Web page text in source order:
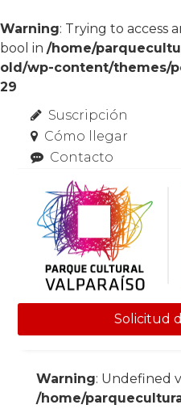
Warning: Trying to access
bool in /home/
old/wp-content/themes/
29
Suscripción
Cómo llegar
Contacto
Solicitud
Warning: Undefined
/home/